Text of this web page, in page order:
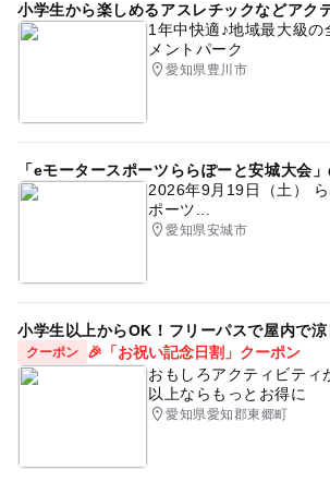
小学生から楽しめるアスレチックなどアク
1年中快適♪地域最大級
メントパーク
愛知県豊川市
「eモータースポーツららぽーと安城大会
2026年9月19日（土）
ポーツ...
愛知県安城市
小学生以上からOK！フリーパスで屋内で
クーポン
🎉「お祝い記念日割」クーポン
おもしろアクティビティ
以上ならもっとお得に
愛知県愛知郡東郷町